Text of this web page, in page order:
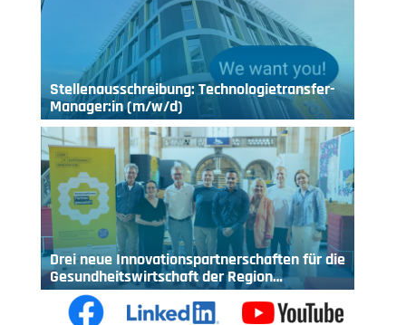
Stellenausschreibung: Technologietransfer-
Manager:in (m/w/d)
Drei neue Innovationspartnerschaften für die
Gesundheitswirtschaft der Region…